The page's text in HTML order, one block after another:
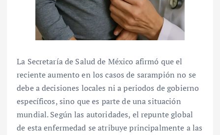
La Secretaría de Salud de México afirmó que el
reciente aumento en los casos de sarampión no se
debe a decisiones locales ni a periodos de gobierno
específicos, sino que es parte de una situación
mundial. Según las autoridades, el repunte global
de esta enfermedad se atribuye principalmente a las